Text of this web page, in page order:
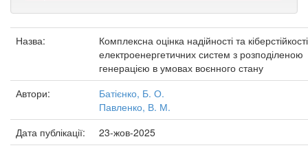
Назва:
Комплексна оцінка надійності та кіберстійкості
електроенергетичних систем з розподіленою
генерацією в умовах воєнного стану
Автори:
Батієнко, Б. О.
Павленко, В. М.
Дата публікації:
23-жов-2025